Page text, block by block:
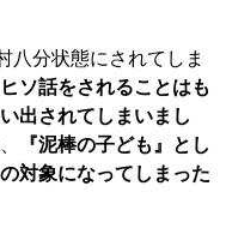
八分状態にされてしま
ソ話をされることはも
出されてしまいまし
『泥棒の子ども』とし
対象になってしまった